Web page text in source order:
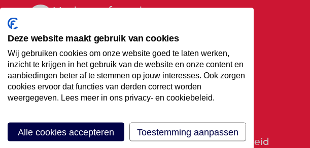
Maak een afspraak
Offerte aanvragen
Vraag offerte aan
Ons bedrijf Goed voorbereid
Deze website maakt gebruik van cookies
Wij gebruiken cookies om onze website goed te laten werken,
inzicht te krijgen in het gebruik van de website en onze content en
aanbiedingen beter af te stemmen op jouw interesses. Ook zorgen
cookies ervoor dat functies van derden correct worden
weergegeven. Lees meer in ons privacy- en cookiebeleid.
Alle cookies accepteren Toestemming aanpassen